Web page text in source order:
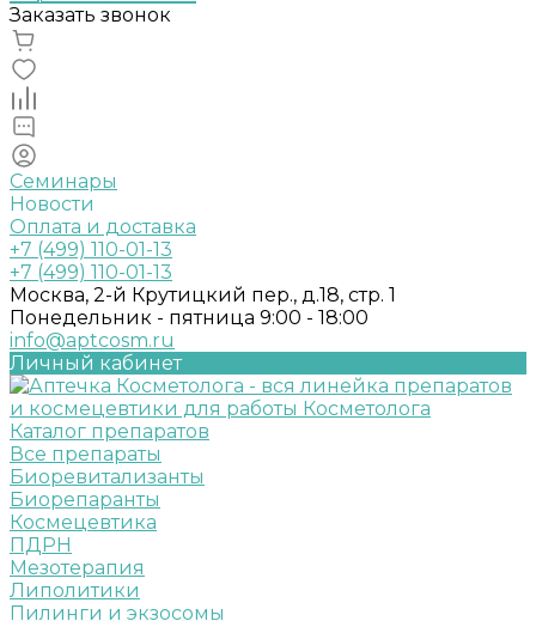
Заказать звонок
Семинары
Новости
Оплата и доставка
+7 (499) 110-01-13
+7 (499) 110-01-13
Москва, 2-й Крутицкий пер., д.18, стр. 1
Понедельник - пятница 9:00 - 18:00
info@aptcosm.ru
Личный кабинет
Каталог препаратов
Все препараты
Биоревитализанты
Биорепаранты
Космецевтика
ПДРН
Мезотерапия
Липолитики
Пилинги и экзосомы